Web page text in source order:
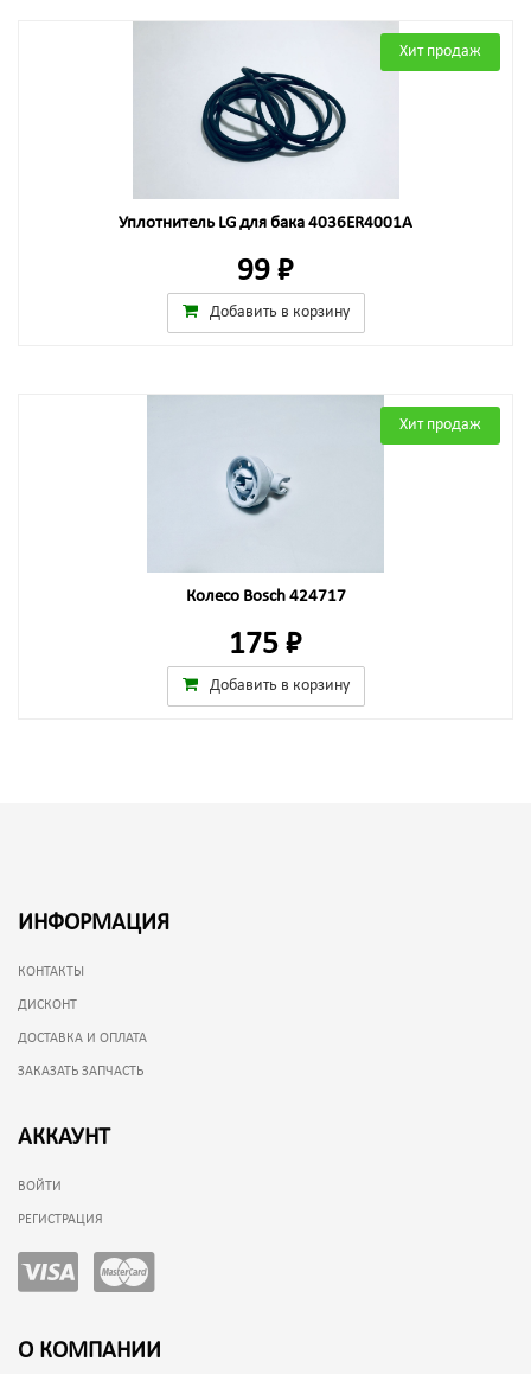
Хит продаж
Уплотнитель LG для бака 4036ER4001A
99 ₽
Добавить в корзину
Хит продаж
Колесо Bosch 424717
175 ₽
Добавить в корзину
ИНФОРМАЦИЯ
КОНТАКТЫ
ДИСКОНТ
ДОСТАВКА И ОПЛАТА
ЗАКАЗАТЬ ЗАПЧАСТЬ
АККАУНТ
ВОЙТИ
РЕГИСТРАЦИЯ
О КОМПАНИИ